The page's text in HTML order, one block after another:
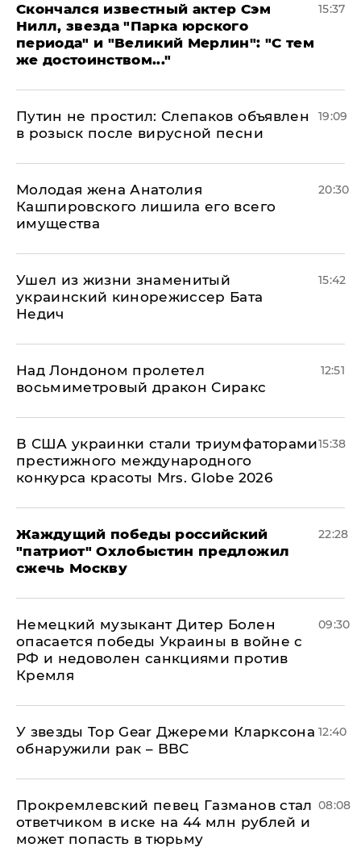
Скончался известный актер Сэм
Нилл, звезда "Парка юрского
периода" и "Великий Мерлин": "С тем
же достоинством..."
15:37
Путин не простил: Слепаков объявлен
в розыск после вирусной песни
19:09
Молодая жена Анатолия
Кашпировского лишила его всего
имущества
20:30
Ушел из жизни знаменитый
украинский кинорежиссер Бата
Недич
15:42
Над Лондоном пролетел
восьмиметровый дракон Сиракс
12:51
В США украинки стали триумфаторами
престижного международного
конкурса красоты Mrs. Globe 2026
15:38
Жаждущий победы российский
"патриот" Охлобыстин предложил
сжечь Москву
22:28
Немецкий музыкант Дитер Болен
опасается победы Украины в войне с
РФ и недоволен санкциями против
Кремля
09:30
У звезды Top Gear Джереми Кларксона
обнаружили рак – BBC
12:40
Прокремлевский певец Газманов стал
ответчиком в иске на 44 млн рублей и
может попасть в тюрьму
08:08